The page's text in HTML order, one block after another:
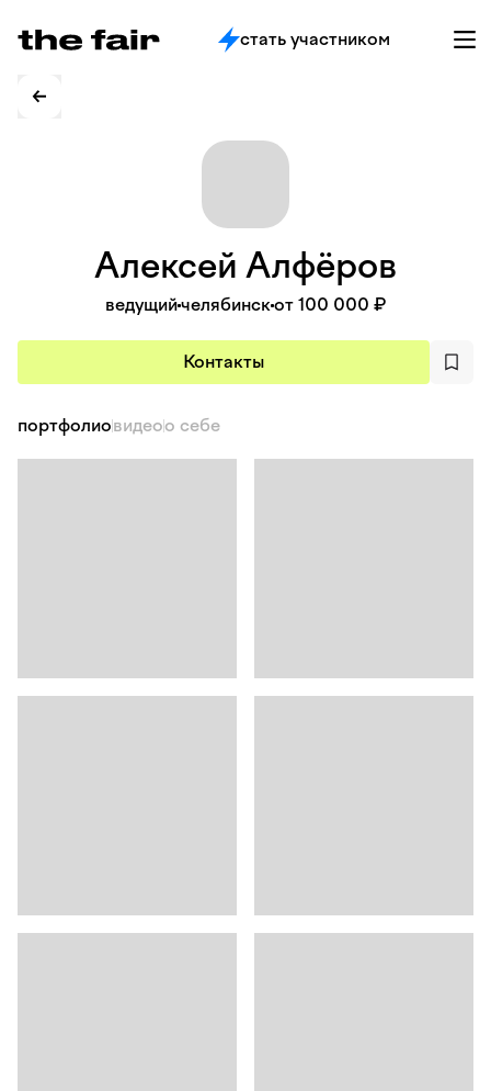
стать участником
Алексей Алфёров
ведущийчелябинскот 100 000 ₽
Контакты
портфолиовидеоо себе